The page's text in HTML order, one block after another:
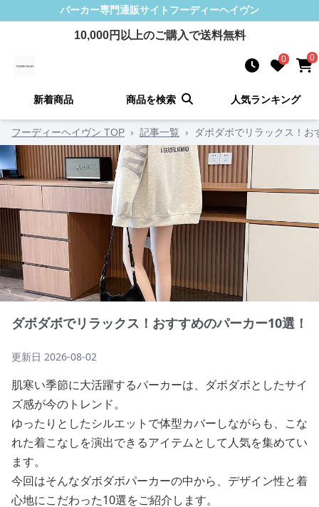
パーカー専門通販サイト フーディーヘイヴン
10,000円以上のご購入で送料無料
0 0
新着商品 商品を検索 人気ランキング
フーディーヘイヴン TOP › 記事一覧 › ダボダボでリラックス！
ダボダボでリラックス！おすすめのパーカー10選！
更新日 2026-08-02
肌寒い季節に大活躍するパーカーは、ダボダボとしたサイ
ズ感が今のトレンド。
ゆったりとしたシルエットで体型カバーしながらも、こな
れた着こなしを演出できるアイテムとして人気を集めてい
ます。
今回はそんなダボダボパーカーの中から、デザイン性と着
心地にこだわった10選をご紹介します。